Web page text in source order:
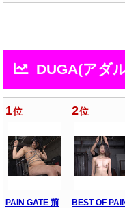
DUGA(アダ
1位
PAIN GATE 荊
2位
BEST OF